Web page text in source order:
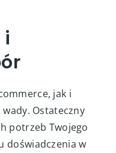
i
jak i
Ostateczny
potrzeb Twojego
doświadczenia w